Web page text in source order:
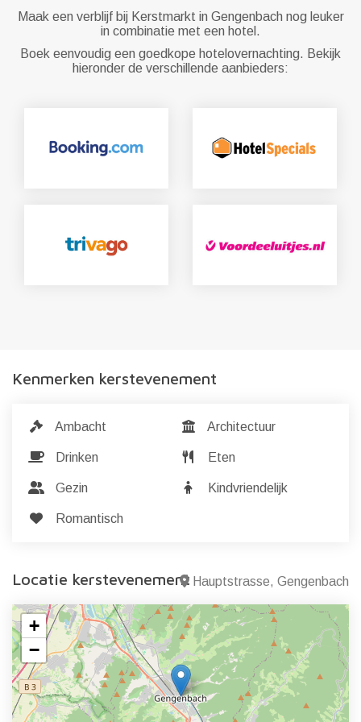
Maak een verblijf bij Kerstmarkt in Gengenbach nog leuker
in combinatie met een hotel.
Boek eenvoudig een goedkope hotelovernachting. Bekijk
hieronder de verschillende aanbieders:
Kenmerken kerstevenement
Ambacht Architectuur
Drinken Eten
Gezin Kindvriendelijk
Romantisch
Locatie kerstevenement Hauptstrasse, Gengenbach
+
−